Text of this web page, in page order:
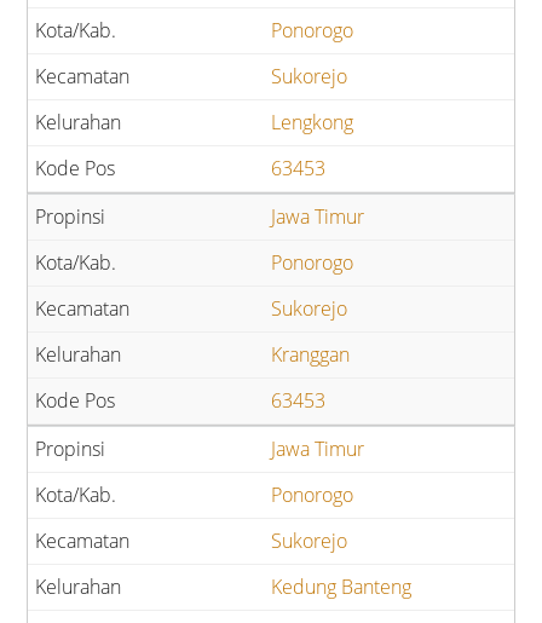
Ponorogo
Sukorejo
Lengkong
63453
Jawa Timur
Ponorogo
Sukorejo
Kranggan
63453
Jawa Timur
Ponorogo
Sukorejo
Kedung Banteng